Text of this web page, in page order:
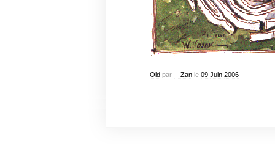
Oldpar -- Zanle 09 Juin 2006